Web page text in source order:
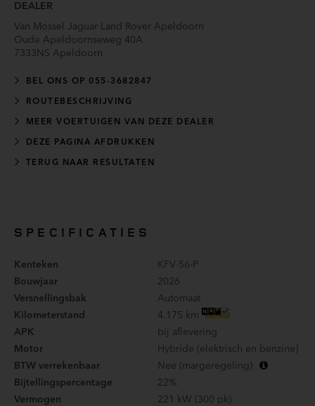
DEALER
Van Mossel Jaguar Land Rover Apeldoorn
Oude Apeldoornseweg 40A
7333NS Apeldoorn
BEL ONS OP 055-3682847
ROUTEBESCHRIJVING
MEER VOERTUIGEN VAN DEZE DEALER
DEZE PAGINA AFDRUKKEN
TERUG NAAR RESULTATEN
SPECIFICATIES
Kenteken
KFV-56-P
Bouwjaar
2026
Versnellingsbak
Automaat
Kilometerstand
4.175 km
APK
bij aflevering
Motor
Hybride (elektrisch en benzine)
BTW verrekenbaar
Nee (margeregeling)
Bijtellingspercentage
22%
Vermogen
221 kW (300 pk)